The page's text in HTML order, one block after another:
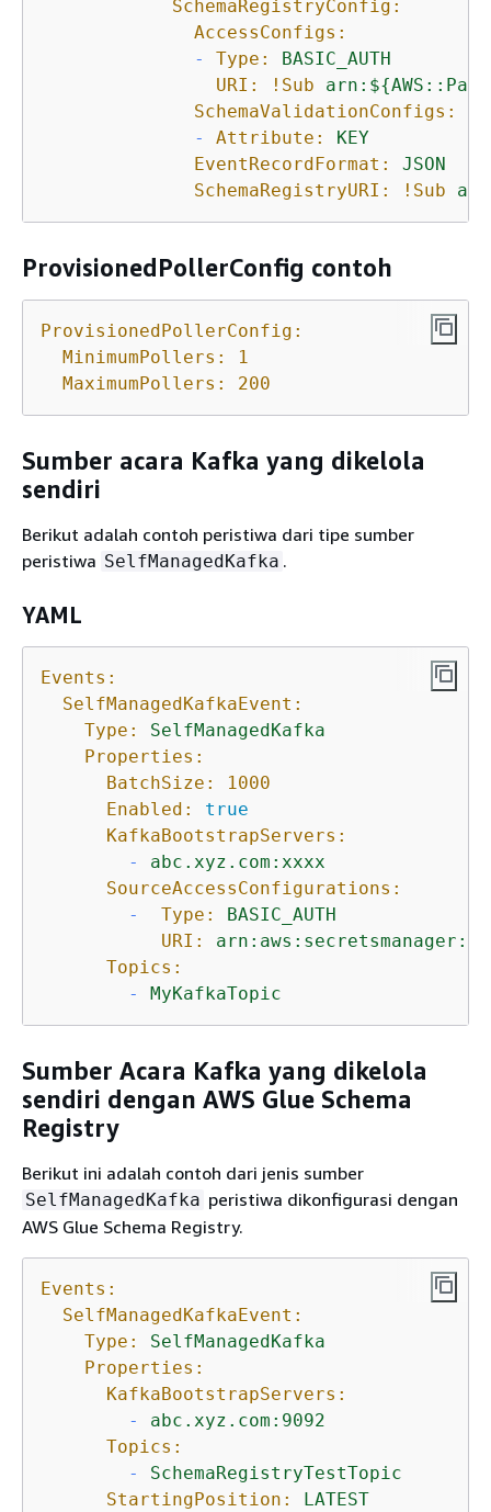
SchemaRegistryConfig:
AccessConfigs:
-
Type:
BASIC_AUTH
URI:
!Sub arn:${
SchemaValidationConfigs:
-
Attribute:
KEY
EventRecordFormat:
JSON
SchemaRegistryURI:
!Sub
ProvisionedPollerConfig contoh
ProvisionedPollerConfig:
MinimumPollers:
1
MaximumPollers:
200
Sumber acara Kafka yang dikelola
sendiri
Berikut adalah contoh peristiwa dari tipe sumber
peristiwa SelfManagedKafka .
YAML
Events:
SelfManagedKafkaEvent:
Type:
SelfManagedKafka
Properties:
BatchSize:
1000
Enabled:
true
KafkaBootstrapServers:
-
abc.xyz.com:xxxx
SourceAccessConfigurations:
-
Type:
BASIC_AUTH
URI:
Topics:
-
MyKafkaTopic
Sumber Acara Kafka yang dikelola
sendiri dengan AWS Glue Schema
Registry
Berikut ini adalah contoh dari jenis sumber
SelfManagedKafka peristiwa dikonfigurasi dengan
AWS Glue Schema Registry.
Events:
SelfManagedKafkaEvent:
Type:
SelfManagedKafka
Properties:
KafkaBootstrapServers:
-
abc.xyz.com:9092
Topics:
-
SchemaRegistryTestTopic
StartingPosition:
LATEST